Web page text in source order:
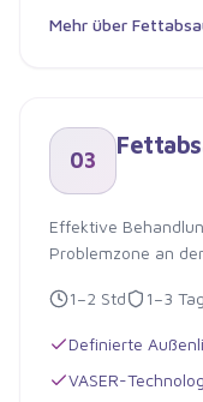
Mehr über
03
Effektive
Problemzone an
1–2 Std 1–3
Definierte
VASER-